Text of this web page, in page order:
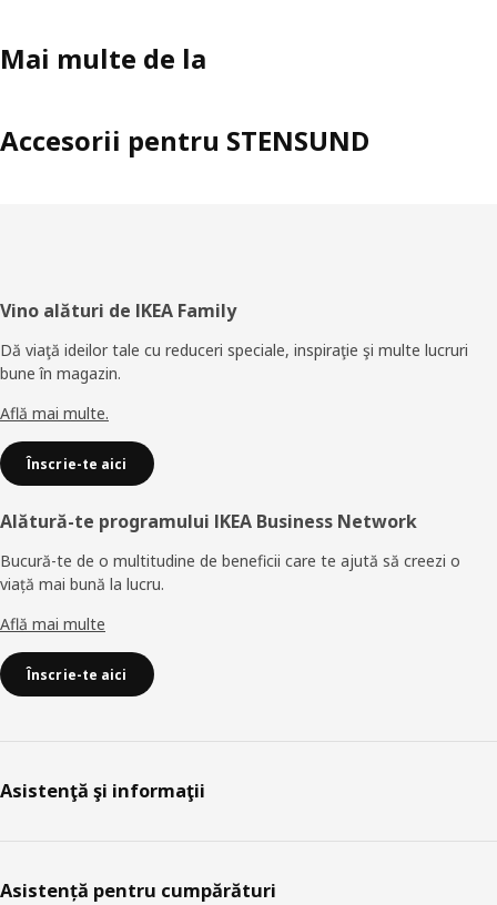
Mai multe de la
Accesorii pentru STENSUND
Subsol
Vino alături de IKEA Family
Dă viaţă ideilor tale cu reduceri speciale, inspiraţie şi multe lucruri
bune în magazin.
Află mai multe.
Înscrie-te aici
Alătură-te programului IKEA Business Network
Bucură-te de o multitudine de beneficii care te ajută să creezi o
viață mai bună la lucru.
Află mai multe
Înscrie-te aici
Asistenţă şi informaţii
Asistență pentru cumpărături